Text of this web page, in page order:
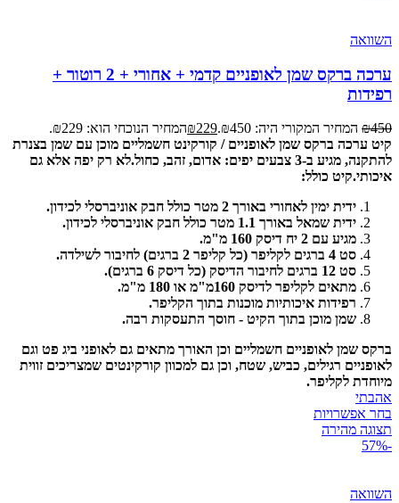
השוואה
ערכה ברקס שמן לאופניים קדמי + אחורי + 2 רוטור +
רפידות
₪450 המחיר המקורי היה: ₪450. ₪229
המחיר הנוכחי הוא: ₪229.
קיט ערכה ברקס שמן לאופניים / קורקינט חשמליים מוכן עם שמן בצנרת
להתקנה, מגיע ב-3 צבעים יפים: אדום, זהב, כחול.
לא רק יפה אלא גם
איכותי.קיט כולל:
ידית ימין לאחורי באורך 2 מטר כולל חבק אוניברסלי לכידון.
ידית שמאל באורך 1.1 מטר כולל חבק אוניברסלי לכידון.
מגיע עם 2 יח דיסק 160 מ"מ.
סט 4 ברגים לקליפר (כל קליפר 2 ברגים) לחיבור לשילדה.
סט 12 ברגים לחיבור הדיסק (כל דיסק 6 ברגים).
מתאים לקליפר לדיסק 160מ"מ או 180 מ"מ.
רפידות איכותיות מוכנות בתוך הקליפר.
שמן מוכן בתוך הקיט - חוסך התעסקות רבה.
ברקס שמן לאופניים חשמליים וכן האורך מתאים גם לאופני ביג פט וגם
לאופניים רגילים, כביש, שטח, וכן גם למכוון קורקינטים שמצריכים זווית
מיוחדת לקליפר.
אהבתי
בחר אפשרויות
תצוגה מהירה
-57%
השוואה